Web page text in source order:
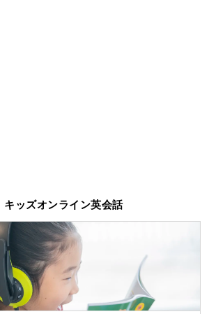
キッズオンライン英会話